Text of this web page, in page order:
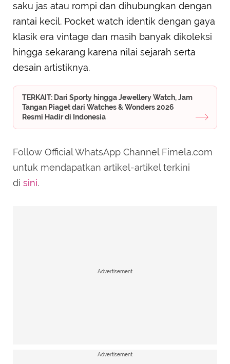
saku jas atau rompi dan dihubungkan dengan
rantai kecil. Pocket watch identik dengan gaya
klasik era vintage dan masih banyak dikoleksi
hingga sekarang karena nilai sejarah serta
desain artistiknya.
TERKAIT: Dari Sporty hingga Jewellery Watch, Jam
Tangan Piaget dari Watches & Wonders 2026
Resmi Hadir di Indonesia
Follow Official WhatsApp Channel Fimela.com
untuk mendapatkan artikel-artikel terkini
di sini.
Advertisement
Advertisement